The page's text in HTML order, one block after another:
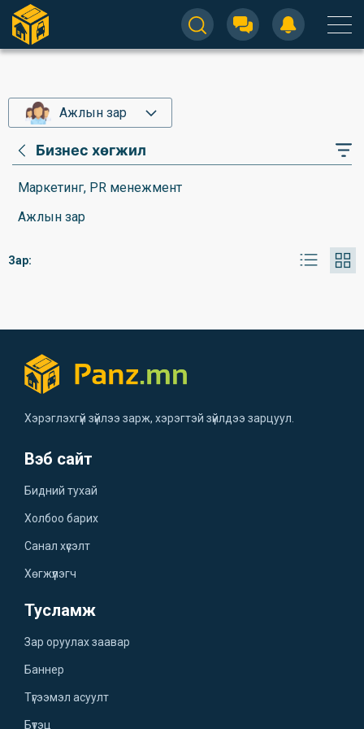
Ажлын зар
Бизнес хөгжил
Маркетинг, PR менежмент
Ажлын зар
Зар:
Хэрэглэхгүй зүйлээ зарж, хэрэгтэй зүйлдээ зарцуул.
Вэб сайт
Бидний тухай
Холбоо барих
Санал хүсэлт
Хөгжүүлэгч
Тусламж
Зар оруулах заавар
Баннер
Түгээмэл асуулт
Бүтэц